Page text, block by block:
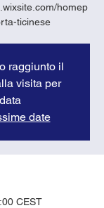
homep
ticinese
raggiunto il
visita per
date
CEST